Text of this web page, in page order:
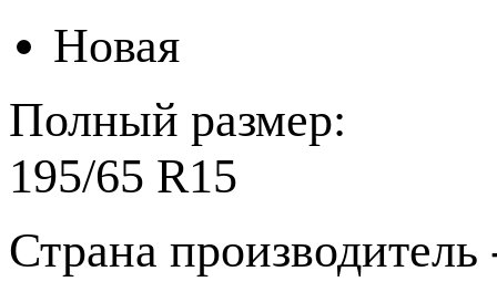
Новая
Полный размер:
195/65 R15
Страна